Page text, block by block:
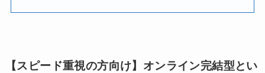
【スピード重視の方向け】オンライン完結型とい